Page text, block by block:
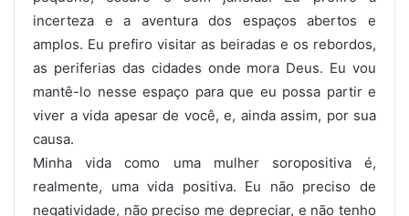
incerteza e a aventura dos espaços abertos e
amplos. Eu prefiro visitar as beiradas e os rebordos,
as periferias das cidades onde mora Deus. Eu vou
mantê-lo nesse espaço para que eu possa partir e
viver a vida apesar de você, e, ainda assim, por sua
causa.
Minha vida como uma mulher soropositiva é,
realmente, uma vida positiva. Eu não preciso de
negatividade, não preciso me depreciar, e não tenho